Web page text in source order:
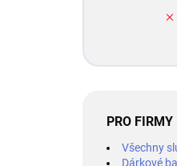
PRO FIRMY
Všechny
Dárkové